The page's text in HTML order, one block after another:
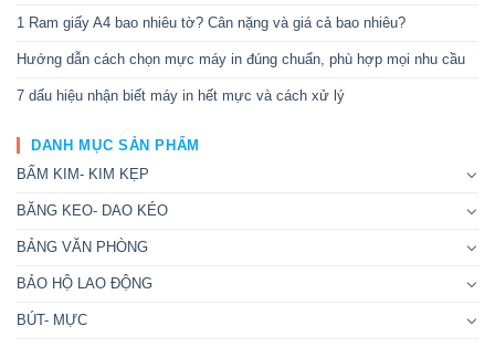
1 Ram giấy A4 bao nhiêu tờ? Cân nặng và giá cả bao nhiêu?
Hướng dẫn cách chọn mực máy in đúng chuẩn, phù hợp mọi nhu cầu
7 dấu hiệu nhận biết máy in hết mực và cách xử lý
DANH MỤC SẢN PHẨM
BẤM KIM- KIM KẸP
BĂNG KEO- DAO KÉO
BẢNG VĂN PHÒNG
BẢO HỘ LAO ĐỘNG
BÚT- MỰC